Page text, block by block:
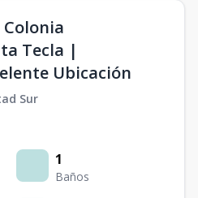
Colonia
Tecla |
Ubicación
Sur
1
Baños